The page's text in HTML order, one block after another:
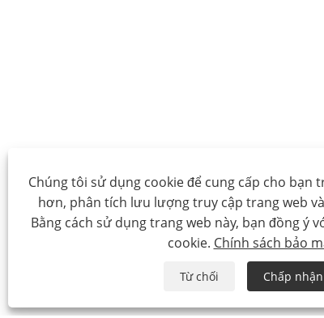
Chúng tôi sử dụng cookie để cung cấp cho bạn
hơn, phân tích lưu lượng truy cập trang web
Bằng cách sử dụng trang web này, bạn đồng ý
cookie. Chính sách bảo
Từ chối Chấp nhận